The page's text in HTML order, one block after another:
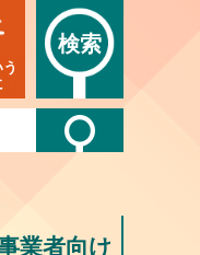
検索
業者向け